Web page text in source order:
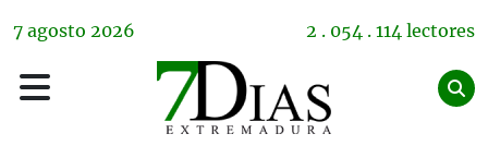
7 agosto 2026 2 . 054 . 114 lectores